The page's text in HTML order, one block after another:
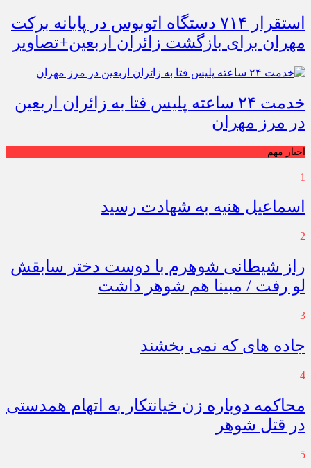
استقرار ۷۱۴ دستگاه اتوبوس در پایانه برکت
مهران برای بازگشت زائران اربعین+تصاویر
خدمت ۲۴ ساعته پلیس فتا به زائران اربعین
در مرز مهران
اخبار مهم
1
اسماعیل هنیه به شهادت رسید
2
راز شیطانی شوهرم با دوست دختر سابقش
لو رفت / مبینا هم شوهر داشت
3
جاده های که نمی بخشند
4
محاکمه دوباره زن خیانتکار به اتهام همدستی
در قتل شوهر
5